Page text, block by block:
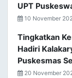
UPT
10 November
Tingkatkan
Hadiri
Puskesmas
20 November